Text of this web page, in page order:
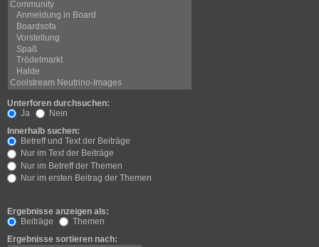
Unterforen durchsuchen:
Ja
Nein
Innerhalb suchen:
Betreff und Text der Beiträge
Nur im Text der Beiträge
Nur im Betreff der Themen
Nur im ersten Beitrag der Themen
Ergebnisse anzeigen als:
Beiträge
Themen
Ergebnisse sortieren nach: